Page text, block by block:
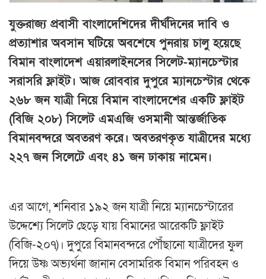
যুক্তরাজ্য প্রবাসী বাংলাদেশিদের দীর্ঘদিনের দাবি ও
প্রত্যাশার অবসান ঘটিয়ে অবশেষে পুনরায় চালু হয়েছে
বিমান বাংলাদেশ এয়ারলাইনসের সিলেট-ম্যানচেস্টার
সরাসরি ফ্লাইট। আজ রোববার দুপুরে ম্যানচেস্টার থেকে
২৬৮ জন যাত্রী নিয়ে বিমান বাংলাদেশের একটি ফ্লাইট
(বিজি ২০৮) সিলেট এমএজি ওসমানী আন্তর্জাতিক
বিমানবন্দরে অবতরণ করে। অবতরণকৃত যাত্রীদের মধ্যে
২২৭ জন সিলেটে এবং ৪১ জন ঢাকায় নামেন।
এর আগে, শনিবার ১৯২ জন যাত্রী নিয়ে ম্যানচেস্টারের
উদ্দেশ্যে সিলেট ছেড়ে যায় বিমানের আরেকটি ফ্লাইট
(বিজি-২০৭)। দুপুরে বিমানবন্দরে পৌঁছানো যাত্রীদের ফুল
দিয়ে উষ্ণ অভ্যর্থনা জানান বেসামরিক বিমান পরিবহন ও